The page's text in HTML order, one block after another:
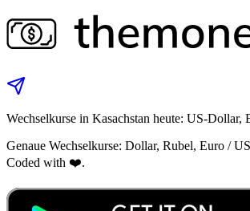
Wechselkurse in Kasachstan heute: US‑Dollar,
Genaue Wechselkurse: Dollar, Rubel, Euro /
Coded with ❤️.